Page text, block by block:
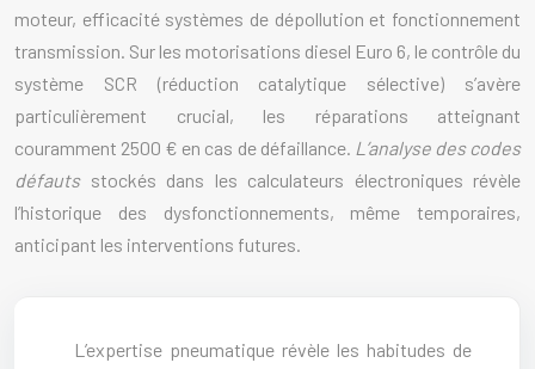
moteur, efficacité systèmes de dépollution et fonctionnement
transmission. Sur les motorisations diesel Euro 6, le contrôle du
système SCR (réduction catalytique sélective) s’avère
particulièrement crucial, les réparations atteignant
couramment 2500 € en cas de défaillance. L’analyse des codes
défautsstockés dans les calculateurs électroniques révèle
l’historique des dysfonctionnements, même temporaires,
anticipant les interventions futures.
L’expertise pneumatique révèle les habitudes de